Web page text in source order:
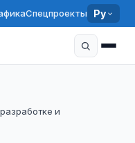
Спецпроекты Ру
и